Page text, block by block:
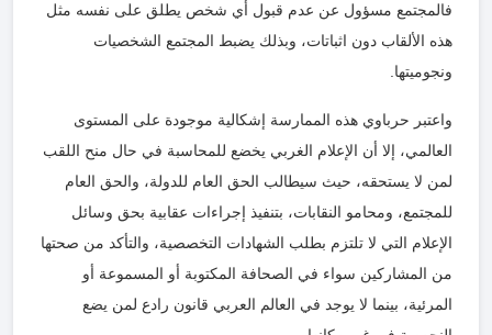
فالمجتمع مسؤول عن عدم قبول أي شخص يطلق على نفسه مثل
هذه الألقاب دون اثباتات، وبذلك يضبط المجتمع الشخصيات
ونجوميتها.
واعتبر حرباوي هذه الممارسة إشكالية موجودة على المستوى
العالمي، إلا أن الإعلام الغربي يخضع للمحاسبة في حال منح اللقب
لمن لا يستحقه، حيث سيطالب الحق العام للدولة، والحق العام
للمجتمع، ومحامو النقابات، بتنفيذ إجراءات عقابية بحق وسائل
الإعلام التي لا تلتزم بطلب الشهادات التخصصية، والتأكد من صحتها
من المشاركين سواء في الصحافة المكتوبة أو المسموعة أو
المرئية، بينما لا يوجد في العالم العربي قانون رادع لمن يضع